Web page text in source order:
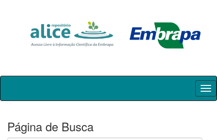
Skip
Página de Busca